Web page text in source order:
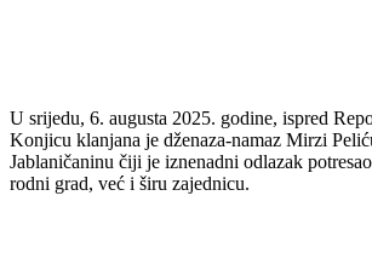
U srijedu, 6. augusta 2025. godine, ispred
Konjicu klanjana je dženaza-namaz Mirzi
Jablaničaninu čiji je iznenadni odlazak
rodni grad, već i širu zajednicu.